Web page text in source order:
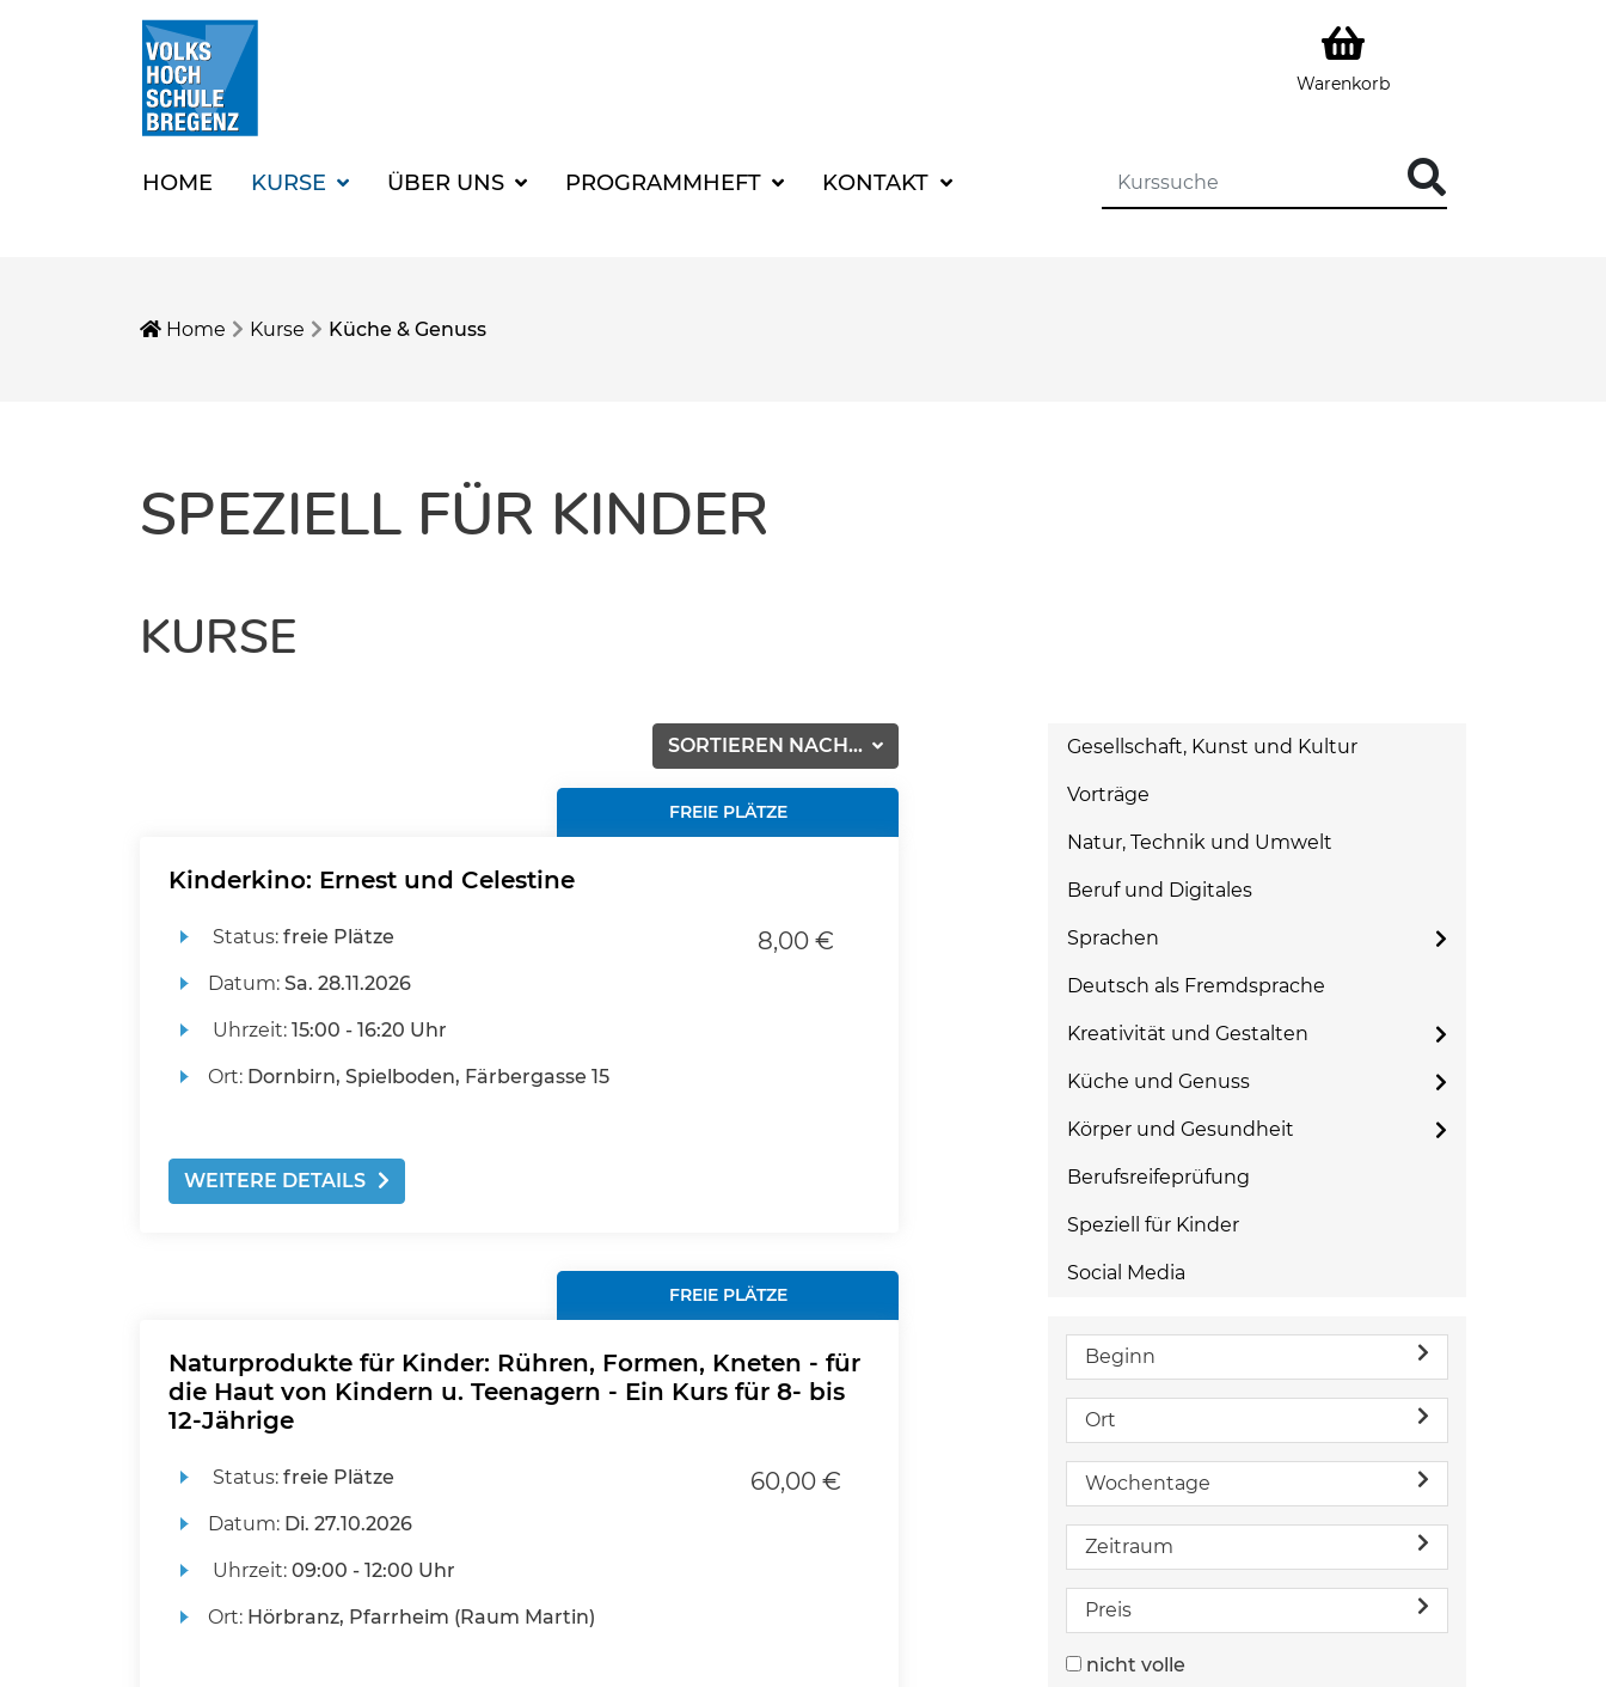
Warenkorb
HOME KURSE ÜBER UNS PROGRAMMHEFT KONTAKT
Home Kurse Küche & Genuss
SPEZIELL FÜR KINDER
KURSE
SORTIEREN NACH...
FREIE PLÄTZE
Kinderkino: Ernest und Celestine
Status: freie Plätze
Datum: Sa. 28.11.2026
Uhrzeit: 15:00 - 16:20 Uhr
Ort: Dornbirn, Spielboden, Färbergasse 15
8,00 €
WEITERE DETAILS
FREIE PLÄTZE
Naturprodukte für Kinder: Rühren, Formen, Kneten - für
die Haut von Kindern u. Teenagern - Ein Kurs für 8- bis
12-Jährige
Status: freie Plätze
Datum: Di. 27.10.2026
Uhrzeit: 09:00 - 12:00 Uhr
Ort: Hörbranz, Pfarrheim (Raum Martin)
60,00 €
Gesellschaft, Kunst und Kultur
Vorträge
Natur, Technik und Umwelt
Beruf und Digitales
Sprachen
Deutsch als Fremdsprache
Kreativität und Gestalten
Küche und Genuss
Körper und Gesundheit
Berufsreifeprüfung
Speziell für Kinder
Social Media
Beginn
Ort
Wochentage
Zeitraum
Preis
nicht volle